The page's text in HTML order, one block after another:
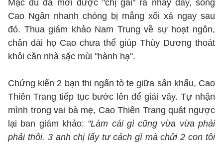
Mặc dù đã mời được "chị gái" ra nhảy dây, song
Cao Ngân nhanh chóng bị mắng xối xả ngay sau
đó. Thua giám khảo Nam Trung về sự hoạt ngôn,
chân dài họ Cao chưa thể giúp Thùy Dương thoát
khỏi căn nhà sặc mùi "hành hạ".
Chứng kiến 2 bạn thi ngẩn tò te giữa sân khấu, Cao
Thiên Trang tiếp tục bước lên để giải vây. Tự nhận
mình trong vai bà mẹ, Cao Thiên Trang quát ngược
lại ban giám khảo: "Làm cái gì cũng vừa vừa phải
phải thôi. 3 anh chị lấy tư cách gì mà chửi 2 con tôi